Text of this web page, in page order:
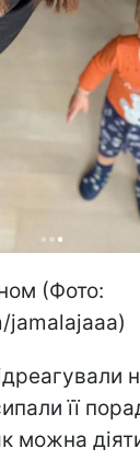
(Фото:
jamalajaaa)
її
можна